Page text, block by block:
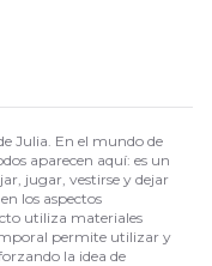
Julia. En el mundo de
aparecen aquí: es un
jugar, vestirse y dejar
los aspectos
utiliza materiales
permite utilizar y
la idea de